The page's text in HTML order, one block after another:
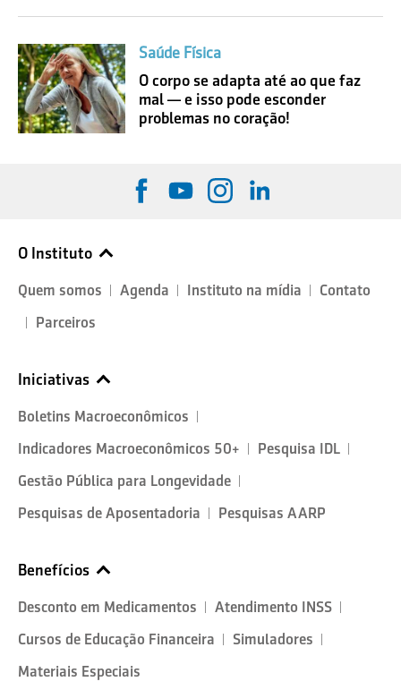
Saúde Física
O corpo se adapta até ao que faz
mal — e isso pode esconder
problemas no coração!
O Instituto
Quem somos Agenda Instituto na mídia
Contato
Parceiros
Iniciativas
Boletins Macroeconômicos
Indicadores Macroeconômicos 50+
Pesquisa IDL
Gestão Pública para Longevidade
Pesquisas de Aposentadoria
Pesquisas AARP
Benefícios
Desconto em Medicamentos
Atendimento INSS
Cursos de Educação Financeira
Simuladores
Materiais Especiais